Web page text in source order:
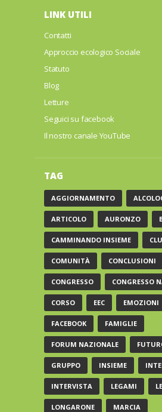
LINK UTILI
Contatti
Approccio ecologico Sociale
Statuto
Blog
Letture
Seguici su facebook
Il nostro canale YouTube
TAG
AGGIORNAMENTO
ARTICOLO AURONZO
CAMMINANDO INSIEME
COMUNITÀ CONCLUSIONI
CONGRESSO CONGRESSO
CORSO EEC EMOZIONI
FACEBOOK FAMIGLIE
FORUM NAZIONALE
GRUPPO INSIEME
INTERVISTA LEGAMI
LONGARONE MARCIA